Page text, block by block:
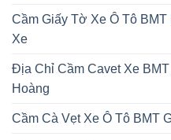
Cầm Giấy Tờ Xe Ô Tô
Xe
Địa Chỉ Cầm Cavet Xe
Hoàng
Cầm Cà Vẹt Xe Ô Tô BMT